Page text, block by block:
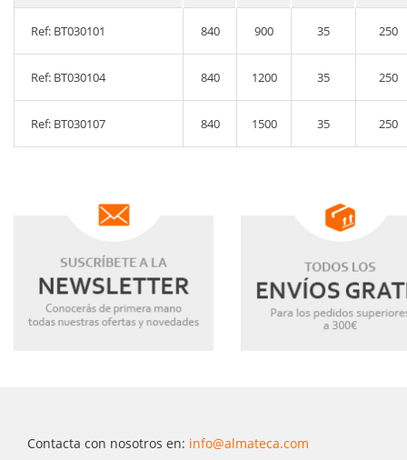
Ref: BT030101 840 900 35 250
Ref: BT030104 840 1200 35 250
Ref: BT030107 840 1500 35 250
Contacta con nosotros en: info@almateca.com